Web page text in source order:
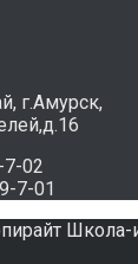
г.Амурск,
7-02
7-01
Школа-